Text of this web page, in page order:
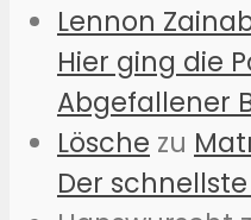
Lennon
Hier ging die
Abgefallener
Lösche zu
Der